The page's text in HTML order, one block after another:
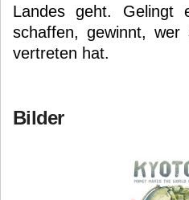
Landes geht. Gelingt
schaffen, gewinnt,
vertreten hat.
Bilder